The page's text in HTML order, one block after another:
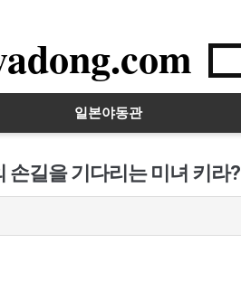
일본야동관
손길을 기다리는 미녀 키라?